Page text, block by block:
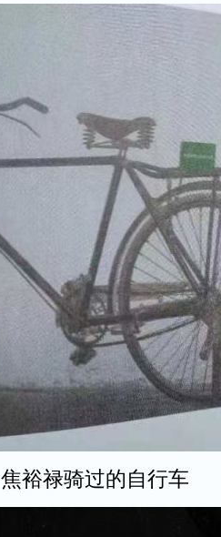
焦裕禄骑过的自行车